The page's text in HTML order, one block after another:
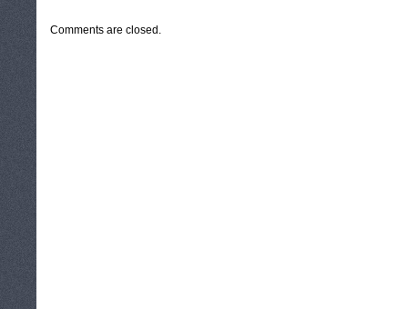
Comments are closed.